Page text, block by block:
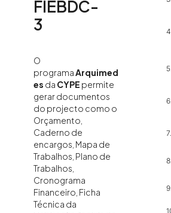
FIEBDC-
3
O
programaArquimed
es da CYPE permite
gerar documentos
do projecto como o
Orçamento,
Caderno de
encargos, Mapa de
Trabalhos, Plano de
Trabalhos,
Cronograma
Financeiro, Ficha
Técnica da